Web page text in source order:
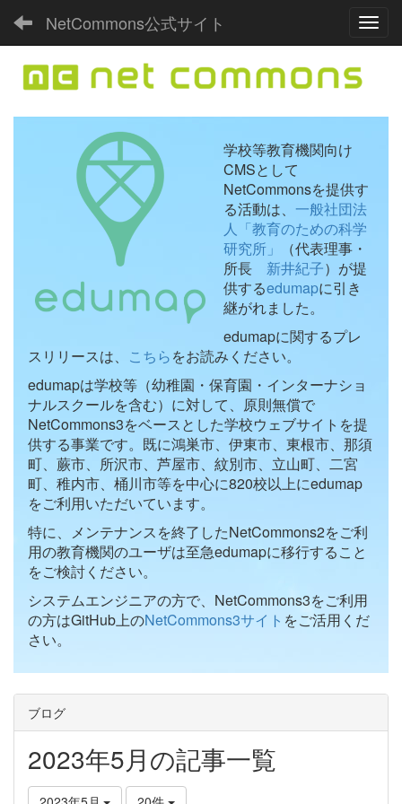
NetCommons公式サイト
学校等教育機関向け
CMSとして
NetCommonsを提供す
る活動は、 一般社団法
人「教育のための科学
研究所」
（代表理事・
所長 新井紀子）が提
供するedumapに引き
継がれました。
edumapに関するプレ
スリリースは、 こちらをお読みください。
edumapは学校等（幼稚園・保育園・インターナショ
ナルスクールを含む）に対して、原則無償で
NetCommons3をベースとした学校ウェブサイトを提
供する事業です。既に鴻巣市、伊東市、東根市、那須
町、蕨市、所沢市、芦屋市、紋別市、立山町、二宮
町、稚内市、桶川市等を中心に820校以上にedumap
をご利用いただいています。
特に、メンテナンスを終了したNetCommons2をご利
用の教育機関のユーザは至急edumapに移行すること
をご検討ください。
システムエンジニアの方で、NetCommons3をご利用
の方はGitHub上のNetCommons3サイト をご活用くだ
さい。
ブログ
2023年5月の記事一覧